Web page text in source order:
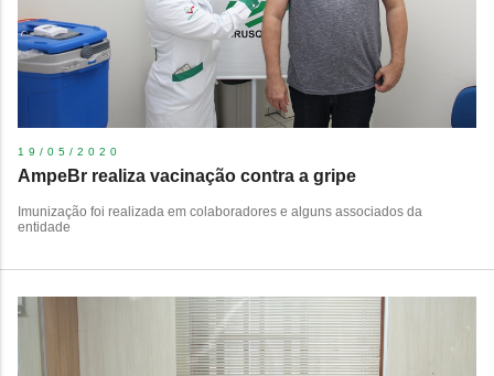
19/05/2020
AmpeBr realiza vacinação contra a gripe
​Imunização foi realizada em colaboradores e alguns associados da
entidade